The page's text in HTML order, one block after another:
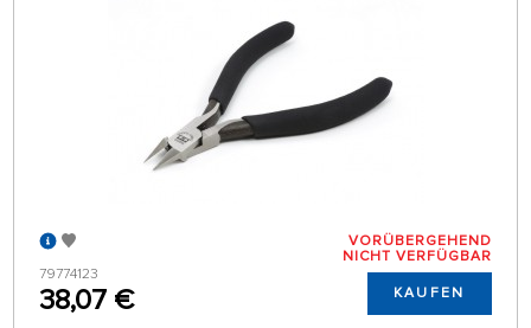
79774123
38,07 €
VORÜBERGEHEND
NICHT VERFÜGBAR
KAUFEN